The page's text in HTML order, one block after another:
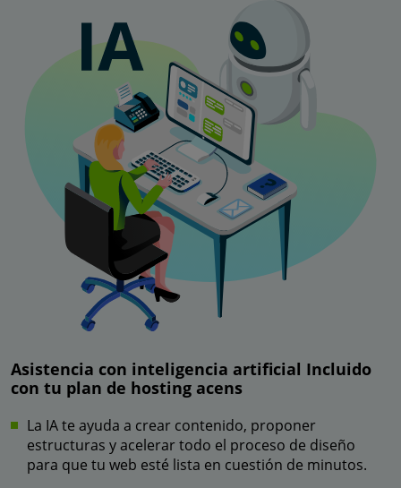
Asistencia con inteligencia artificial Incluido
con tu plan de hosting acens
La IA te ayuda a crear contenido, proponer
estructuras y acelerar todo el proceso de diseño
para que tu web esté lista en cuestión de minutos.